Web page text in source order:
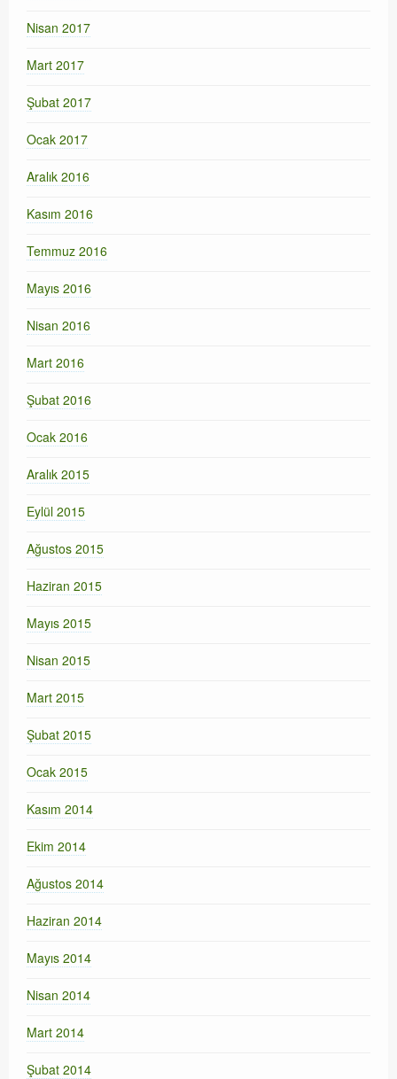
Nisan 2017
Mart 2017
Şubat 2017
Ocak 2017
Aralık 2016
Kasım 2016
Temmuz 2016
Mayıs 2016
Nisan 2016
Mart 2016
Şubat 2016
Ocak 2016
Aralık 2015
Eylül 2015
Ağustos 2015
Haziran 2015
Mayıs 2015
Nisan 2015
Mart 2015
Şubat 2015
Ocak 2015
Kasım 2014
Ekim 2014
Ağustos 2014
Haziran 2014
Mayıs 2014
Nisan 2014
Mart 2014
Şubat 2014